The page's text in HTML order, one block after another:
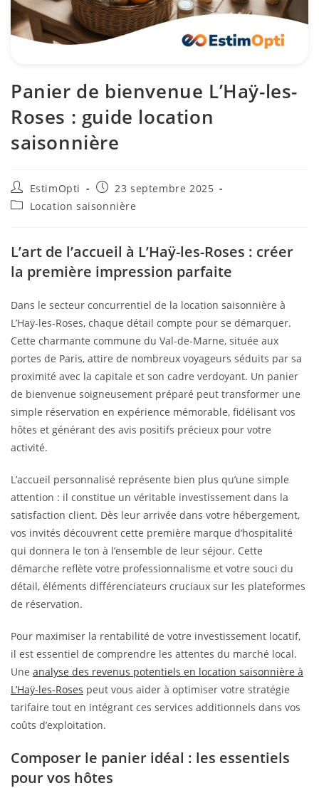
Panier de bienvenue L’Haÿ-les-
Roses : guide location
saisonnière
EstimOpti
23 septembre 2025
Location saisonnière
L’art de l’accueil à L’Haÿ-les-Roses : créer
la première impression parfaite
Dans le secteur concurrentiel de la location saisonnière à
L’Haÿ-les-Roses, chaque détail compte pour se démarquer.
Cette charmante commune du Val-de-Marne, située aux
portes de Paris, attire de nombreux voyageurs séduits par sa
proximité avec la capitale et son cadre verdoyant. Un panier
de bienvenue soigneusement préparé peut transformer une
simple réservation en expérience mémorable, fidélisant vos
hôtes et générant des avis positifs précieux pour votre
activité.
L’accueil personnalisé représente bien plus qu’une simple
attention : il constitue un véritable investissement dans la
satisfaction client. Dès leur arrivée dans votre hébergement,
vos invités découvrent cette première marque d’hospitalité
qui donnera le ton à l’ensemble de leur séjour. Cette
démarche reflète votre professionnalisme et votre souci du
détail, éléments différenciateurs cruciaux sur les plateformes
de réservation.
Pour maximiser la rentabilité de votre investissement locatif,
il est essentiel de comprendre les attentes du marché local.
Une analyse des revenus potentiels en location saisonnière à
L’Haÿ-les-Roses peut vous aider à optimiser votre stratégie
tarifaire tout en intégrant ces services additionnels dans vos
coûts d’exploitation.
Composer le panier idéal : les essentiels
pour vos hôtes